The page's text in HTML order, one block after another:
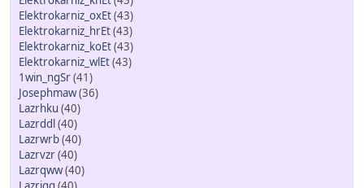
Elektrokarniz_oxEt(43)
Elektrokarniz_hrEt(43)
Elektrokarniz_koEt(43)
Elektrokarniz_wlEt(43)
1win_ngSr(41)
Josephmaw(36)
Lazrhku (40)
Lazrddl(40)
Lazrwrb(40)
Lazrvzr(40)
Lazrqww(40)